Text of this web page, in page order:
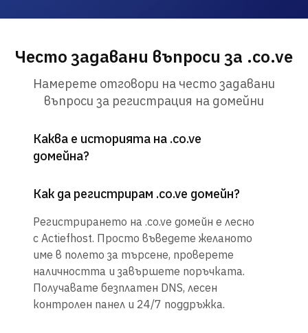
Често задавани въпроси за .co.ve
Намерете отговори на често задавани
въпроси за регистрация на домейни
Каква е историята на .co.ve
домейна?
Как да регистрирам .co.ve домейн?
Регистрирането на .co.ve домейн е лесно
с Actiefhost. Просто въведете желаното
име в полето за търсене, проверете
наличността и завършете поръчката.
Получавате безплатен DNS, лесен
контролен панел и 24/7 поддръжка.